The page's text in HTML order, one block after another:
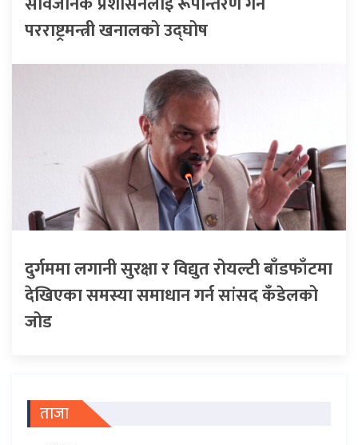
परराष्ट्रमन्त्री खनालको उद्घोष
दुर्गममा लगानी सुरक्षा र विद्युत रोयल्टी बाँडफाँटमा
देखिएका समस्या समाधान गर्न सांसद कँडेलको
जोड
ताजा